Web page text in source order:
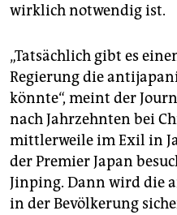
wirklich notwendig ist.
„Tatsächlich gibt es
Regierung die
könnte“, meint der
nach Jahrzehnten bei
mittlerweile im Exil in
der Premier Japan
Jinping. Dann wird die
in der Bevölkerung